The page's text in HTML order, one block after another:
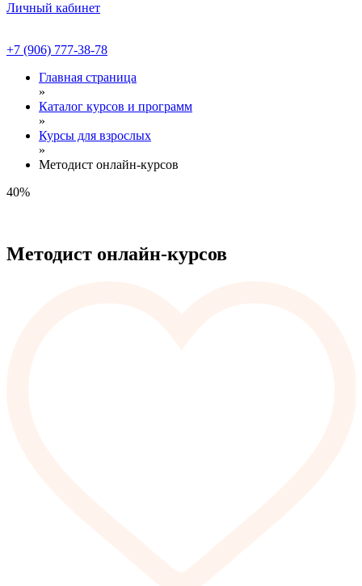
Личный кабинет
+7 (906) 777-38-78
Главная страница
»
Каталог курсов и программ
»
Курсы для взрослых
»
Методист онлайн-курсов
40%
Методист онлайн-курсов